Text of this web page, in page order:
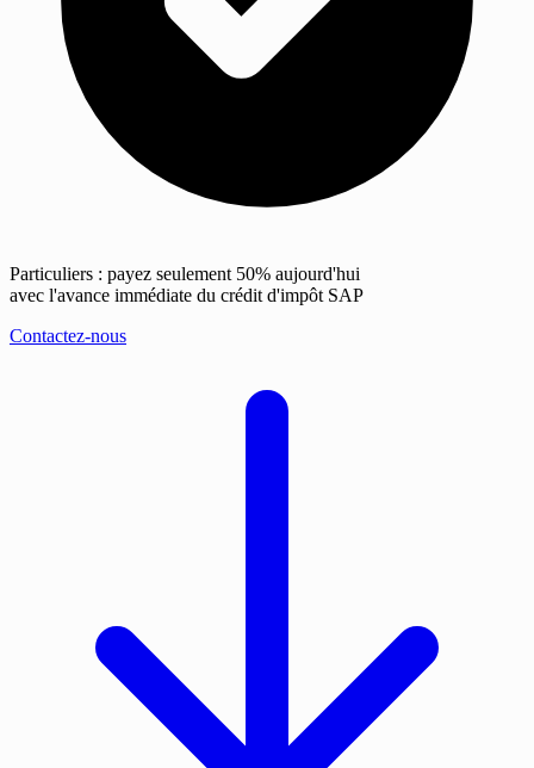
Particuliers : payez seulement 50% aujourd'hui
avec l'avance immédiate du crédit d'impôt SAP
Contactez-nous